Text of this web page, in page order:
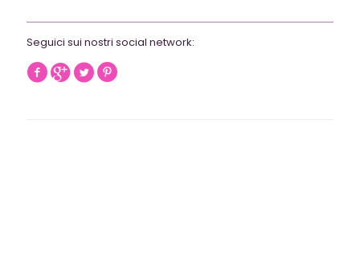
Seguici sui nostri social network: